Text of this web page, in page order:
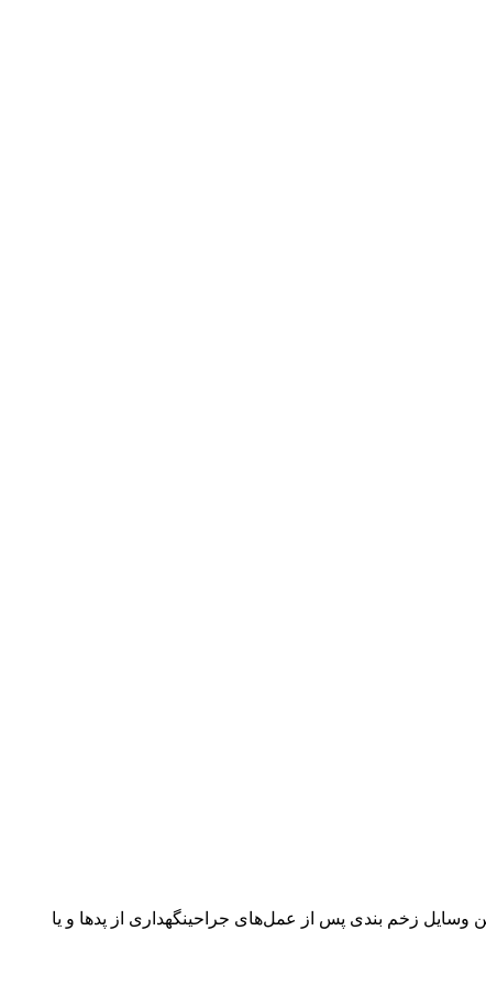
وسایل زخم بندی پس از عمل‌های جراحینگهداری از پدها و یا